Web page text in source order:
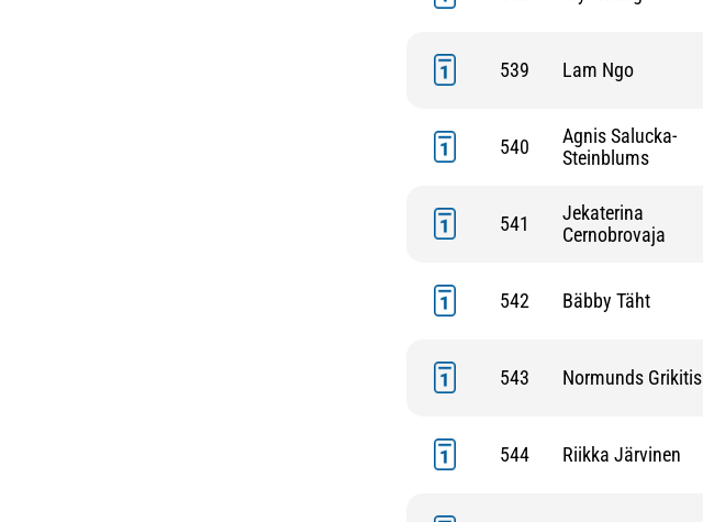
539 Lam Ngo
540
Agnis Salucka-
Steinblums
541
Jekaterina
Cernobrovaja
542 Bäbby Täht
543 Normunds Grikitis
544 Riikka Järvinen